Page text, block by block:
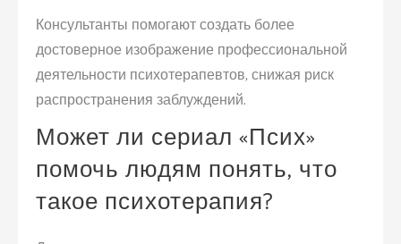
Консультанты помогают создать более
достоверное изображение профессиональной
деятельности психотерапевтов, снижая риск
распространения заблуждений.
Может ли сериал «Псих»
помочь людям понять, что
такое психотерапия?